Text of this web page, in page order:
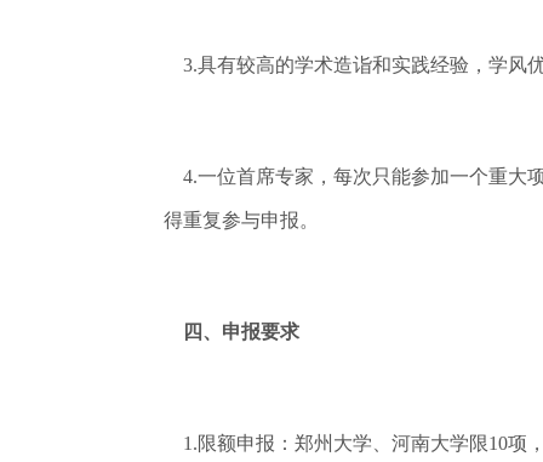
3.具有较高的学术造诣和实践经验，学风
4.一位首席专家，每次只能参加一个重大
得重复参与申报。
四、申报要求
1.限额申报：郑州大学、河南大学限10项